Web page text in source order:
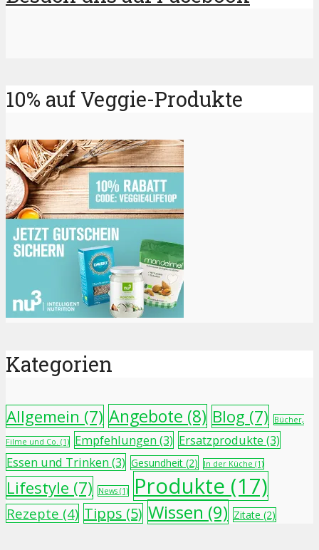
10% auf Veggie-Produkte
Kategorien
Allgemein (7) Angebote (8) Blog (7) Bücher,
Filme und Co. (1) Empfehlungen(3) Ersatzprodukte (3)
Essen und Trinken(3) Gesundheit (2) In der Küche (1)
Lifestyle (7) News (1) Produkte (17)
Rezepte (4) Tipps (5) Wissen (9) Zitate (2)